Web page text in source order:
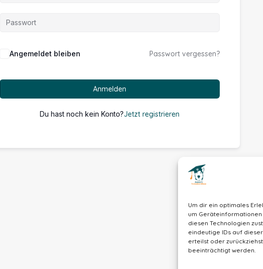
Um dir ein optimales
um
diesen Technologien
eindeutige IDs auf
erteilst oder
beeinträchtigt werden.
Alternative:
Angemeldet bleiben Passwort vergessen?
Anmelden
Du hast noch kein Konto?Jetzt registrieren